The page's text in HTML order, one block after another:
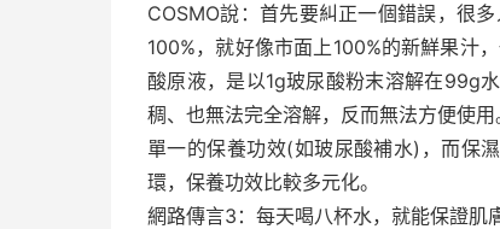
COSMO說：首先要糾正一個錯誤，很
100%，就好像市面上100%的新鮮果汁
酸原液，是以1g玻尿酸粉末溶解在99g
稠、也無法完全溶解，反而無法方便使
單一的保養功效(如玻尿酸補水)，而保
環，保養功效比較多元化。
網路傳言3：每天喝八杯水，就能保證肌